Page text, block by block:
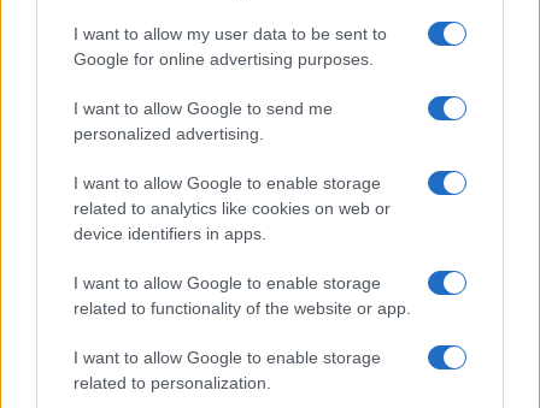
I want to allow my user data to be sent to
Google for online advertising purposes.
I want to allow Google to send me
personalized advertising.
I want to allow Google to enable storage
related to analytics like cookies on web or
device identifiers in apps.
I want to allow Google to enable storage
related to functionality of the website or app.
I want to allow Google to enable storage
related to personalization.
Bilanci di sostenibilità 2026: le strategie green di
Sanfelice 1893 e CFadda
Transizione energetica e green-skilling: le strategie
Sostenibilità in provincia di Varese: strategie e
innovazioni per un futuro verde